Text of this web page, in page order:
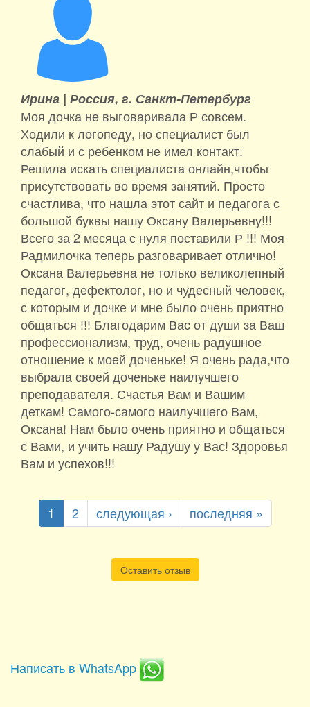
Ирина | Россия, г. Санкт-Петербург
Моя дочка не выговаривала Р совсем.
Ходили к логопеду, но специалист был
слабый и с ребенком не имел контакт.
Решила искать специалиста онлайн,чтобы
присутствовать во время занятий. Просто
счастлива, что нашла этот сайт и педагога с
большой буквы нашу Оксану Валерьевну!!!
Всего за 2 месяца с нуля поставили Р !!! Моя
Радмилочка теперь разговаривает отлично!
Оксана Валерьевна не только великолепный
педагог, дефектолог, но и чудесный человек,
с которым и дочке и мне было очень приятно
общаться !!! Благодарим Вас от души за Ваш
профессионализм, труд, очень радушное
отношение к моей доченьке! Я очень рада,что
выбрала своей доченьке наилучшего
преподавателя. Счастья Вам и Вашим
деткам! Самого-самого наилучшего Вам,
Оксана! Нам было очень приятно и общаться
с Вами, и учить нашу Радушу у Вас! Здоровья
Вам и успехов!!!
1 2 следующая › последняя »
Оставить отзыв
Написать в WhatsApp